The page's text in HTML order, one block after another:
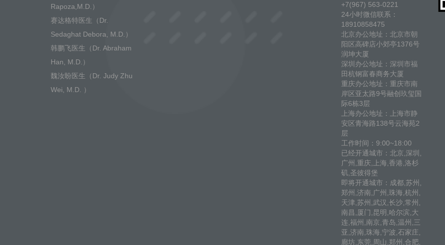
Rapoza,M.D.）
赛达格特医生（Dr.
Sedaghat Debora, M.D.）
韩鹏飞医生（Dr. Abraham
Han, M.D.）
魏汝盼医生（Dr. Judy Zhu
Wei, M.D. ）
+7(967) 563-0221
24小时微信联系：
18910858475
北京办公地址：北京市朝
阳区高碑店小郊亭1376号
润坤大厦
深圳办公地址：深圳市福
田杭钢富春商务大厦
重庆办公地址：重庆市南
岸区亚太路9号融创玖玺国
际6栋3层
上海办公地址：上海市静
安区青海路138号云海苑2
层
工作时间：9:00~18:00
已经开通城市：北京,深圳,
广州,重庆,上海,香港,洛杉
矶,圣彼得堡
即将开通城市：成都,苏州,
郑州,济南,广州,珠海,杭州,
天津,苏州,武汉,长沙,常州,
南昌,厦门,昆明,哈尔滨,大
连,福州,南京,青岛,温州,三
亚,济南,珠海,宁波,石家庄,
廊坊,东莞,周山,郑州,合肥,